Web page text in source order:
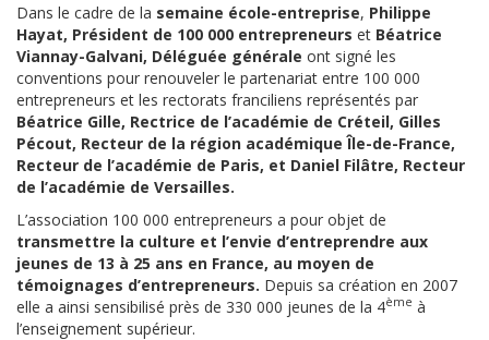
Dans le cadre de la semaine école-entreprise, Philippe
Hayat, Président de 100 000 entrepreneurs et Béatrice
Viannay-Galvani, Déléguée générale ont signé les
conventions pour renouveler le partenariat entre 100 000
entrepreneurs et les rectorats franciliens représentés par
Béatrice Gille, Rectrice de l’académie de Créteil, Gilles
Pécout, Recteur de la région académique Île-de-France,
Recteur de l’académie de Paris, et Daniel Filâtre, Recteur
de l’académie de Versailles.
L’association 100 000 entrepreneurs a pour objet de
transmettre la culture et l’envie d’entreprendre aux
jeunes de 13 à 25 ans en France, au moyen de
témoignages d’entrepreneurs. Depuis sa création en 2007
elle a ainsi sensibilisé près de 330 000 jeunes de la 4ème à
l’enseignement supérieur.